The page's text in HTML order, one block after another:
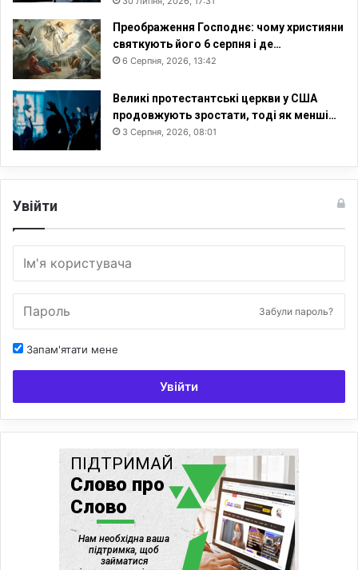
Преображення Господнє: чому християни
святкують його 6 серпня і де…
6 Серпня, 2026, 13:42
Великі протестантські церкви у США
продовжують зростати, тоді як менші…
3 Серпня, 2026, 08:01
Увійти
Забули пароль?
Запам'ятати мене
Увійти